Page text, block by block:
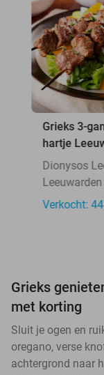
Grieks 3-
hartje
Dionysos
Leeuwarden
Verkocht:
Grieks
met korting
Sluit je ogen en
oregano, verse
achtergrond naar